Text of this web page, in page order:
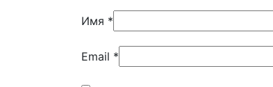
Имя *
Email *